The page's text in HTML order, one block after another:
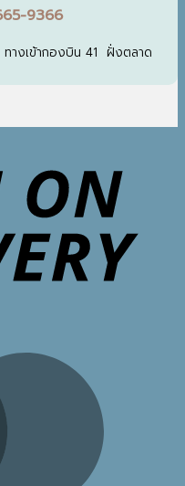
9366
างเข้ากองบิน 41 ฝั่งตลาด